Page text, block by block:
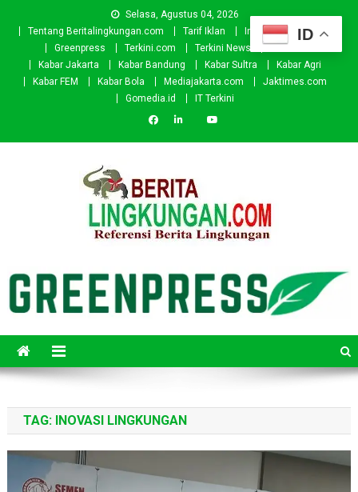
Selasa, Agustus 04, 2026
Tentang Beritalingkungan.com
Tarif Iklan Investor
Donasi
Greenpress
Terkini.com Terkini News
Kabar.id
Kabar Jakarta
Kabar Bandung Kabar Sultra
Kabar Agri
Kabar FEM
Kabar Bola Mediajakarta.com
Jaktimes.com
Gomedia.id
IT Terkini
TAG: INOVASI LINGKUNGAN
ID